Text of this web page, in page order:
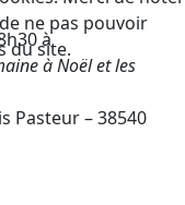
à
à Noël et les
Pasteur – 38540
ne pas pouvoir
du site.